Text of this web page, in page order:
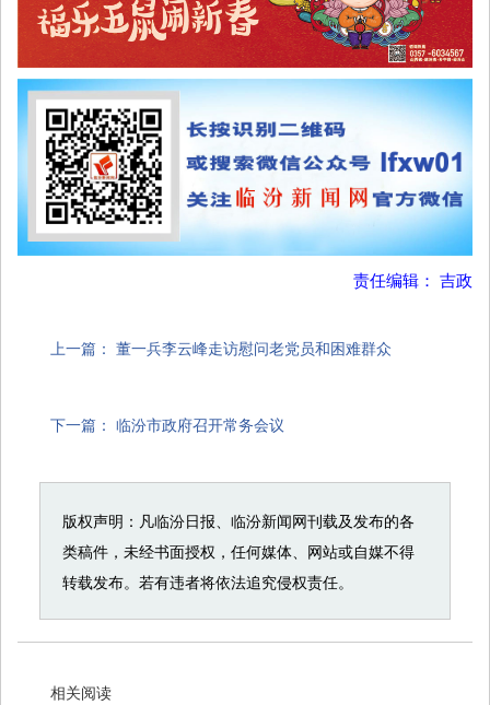
责任编辑： 吉政
上一篇： 董一兵李云峰走访慰问老党员和困难群众
下一篇： 临汾市政府召开常务会议
版权声明：凡临汾日报、临汾新闻网刊载及发布的各
类稿件，未经书面授权，任何媒体、网站或自媒不得
转载发布。若有违者将依法追究侵权责任。
相关阅读